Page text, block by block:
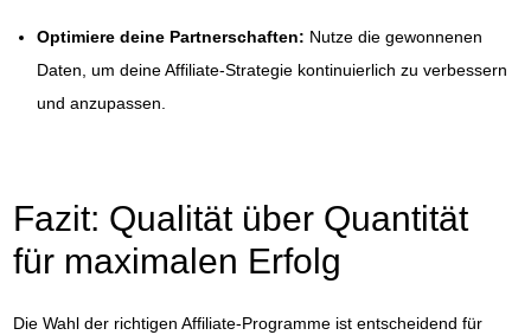
Optimiere deine Partnerschaften: Nutze die gewonnenen
Daten, um deine Affiliate-Strategie kontinuierlich zu verbessern
und anzupassen.
Fazit: Qualität über Quantität
für maximalen Erfolg
Die Wahl der richtigen Affiliate-Programme ist entscheidend für